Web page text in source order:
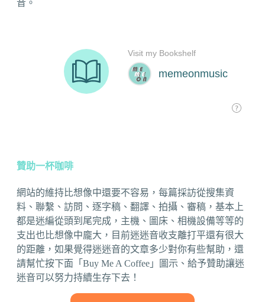
音。
贊助一杯咖啡
網站的維持比想像中還要不容易，每篇採訪從搜集資
料、聯繫、訪問、逐字稿、翻譯、拍攝、審稿，基本上
都是迷編從頭到尾完成，主機、圖床、相機設備等等的
支出也比想像中龐大，目前迷迷音收支離打平還有很大
的距離，如果覺得迷迷音的文章多少對你有些幫助，還
請幫忙按下面「Buy Me A Coffee」圖示、給予贊助讓迷
迷音可以努力持續生存下去！